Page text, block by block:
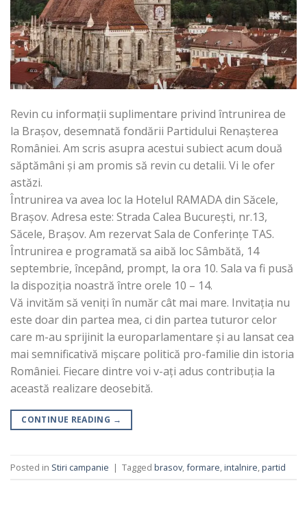
Revin cu informații suplimentare privind întrunirea de
la Brașov, desemnată fondării Partidului Renașterea
României. Am scris asupra acestui subiect acum două
săptămâni și am promis să revin cu detalii. Vi le ofer
astăzi.
Întrunirea va avea loc la Hotelul RAMADA din Săcele,
Brașov. Adresa este: Strada Calea București, nr.13,
Săcele, Brașov. Am rezervat Sala de Conferințe TAS.
Întrunirea e programată sa aibă loc Sâmbătă, 14
septembrie, începând, prompt, la ora 10. Sala va fi pusă
la dispoziția noastră între orele 10 – 14.
Vă invităm să veniți în număr cât mai mare. Invitația nu
este doar din partea mea, ci din partea tuturor celor
care m-au sprijinit la europarlamentare și au lansat cea
mai semnificativă mișcare politică pro-familie din istoria
României. Fiecare dintre voi v-ați adus contribuția la
această realizare deosebită.
CONTINUE READING →
Posted in Stiri campanie | Tagged brasov,formare,intalnire,partid